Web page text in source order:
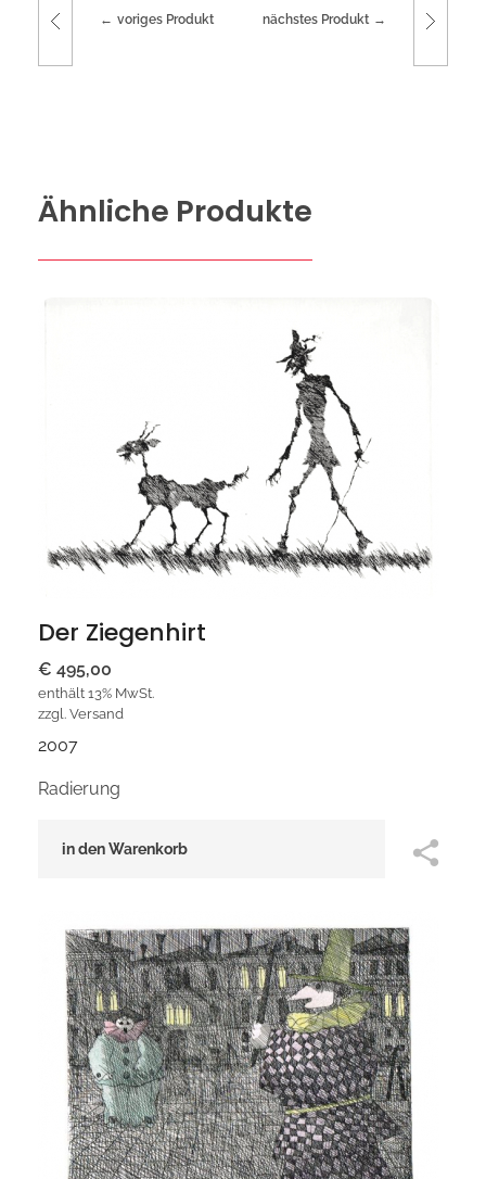
voriges Produkt nächstes Produkt
Ähnliche Produkte
Der Ziegenhirt
€ 495,00
enthält 13% MwSt.
zzgl. Versand
2007
Radierung
in den Warenkorb